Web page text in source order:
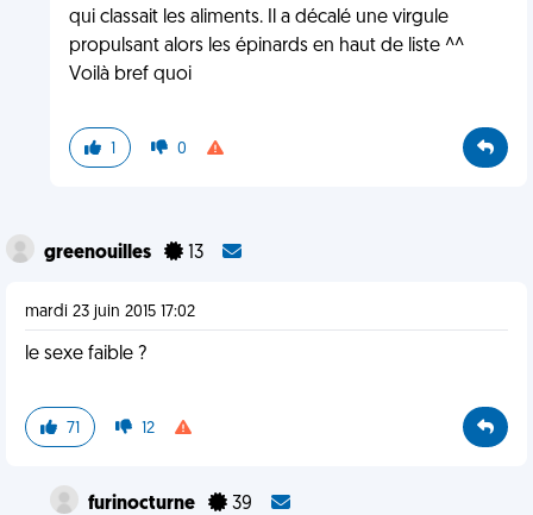
qui classait les aliments. Il a décalé une virgule
propulsant alors les épinards en haut de liste ^^
Voilà bref quoi
1 0
greenouilles 13
mardi 23 juin 2015 17:02
le sexe faible ?
71 12
furinocturne 39